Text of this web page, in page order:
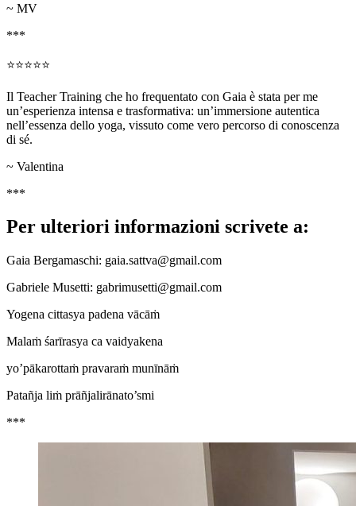
~ MV
***
⭐⭐⭐⭐⭐
Il Teacher Training che ho frequentato con Gaia è stata per me
un’esperienza intensa e trasformativa: un’immersione autentica
nell’essenza dello yoga, vissuto come vero percorso di conoscenza
di sé.
~ Valentina
***
Per ulteriori informazioni scrivete a:
Gaia Bergamaschi: gaia.sattva@gmail.com
Gabriele Musetti: gabrimusetti@gmail.com
Yogena cittasya padena vācāṁ
Malaṁ śarīrasya ca vaidyakena
yo’pākarottaṁ pravaraṁ munīnāṁ
Patañja liṁ prāñjalirānato’smi
***